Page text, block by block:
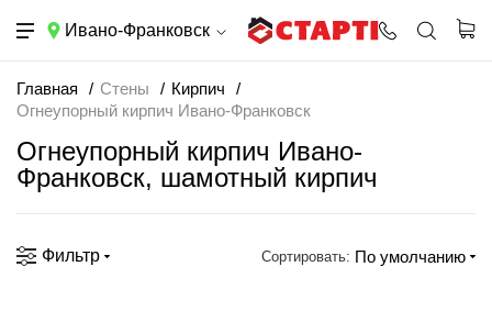
Ивано-Франковск
Главная Стены
Кирпич
Огнеупорный кирпич Ивано-Франковск
Огнеупорный кирпич Ивано-
Франковск, шамотный кирпич
Фильтр Сортировать: По умолчанию